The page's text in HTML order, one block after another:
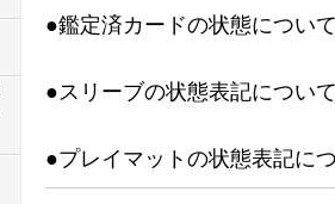
●鑑定済カードの状態につい
●スリーブの状態表記につい
●プレイマットの状態表記に